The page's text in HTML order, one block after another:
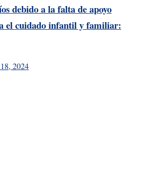
debido a la falta de apoyo
el cuidado infantil y familiar:
2024